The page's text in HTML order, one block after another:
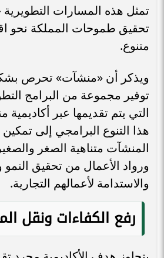
تمثل هذه المسارات
تحقيق طموحات المملكة نحو
متنوع.
ويذكر أن «منشآت» تحرص
توفير مجموعة من البرامج
التي يتم تقديمها عبر
هذا التنوع البرامجي إلى
المنشآت متناهية الصغر
ورواد الأعمال من تحقيق النمو
والاستدامة لأعمالهم التجارية.
رفع الكفاءات ونقل